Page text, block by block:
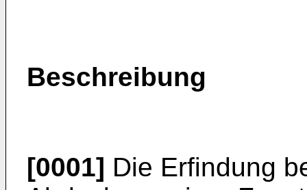
Beschreibung
[0001] Die Erfindung